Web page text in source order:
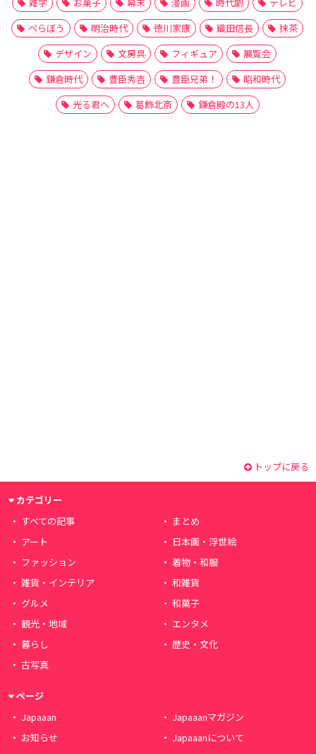
べらぼう
明治時代 徳川家康 織田信長
抹茶
デザイン
文房具 フィギュア
展覧会
鎌倉時代
豊臣秀吉 豊臣兄弟！
昭和時代
光る君へ
葛飾北斎 鎌倉殿の13人
トップに戻る
カテゴリー
すべての記事
まとめ
アート
日本画・浮世絵
ファッション
着物・和服
雑貨・インテリア
和雑貨
グルメ
和菓子
観光・地域
エンタメ
暮らし
歴史・文化
古写真
ページ
Japaaan
Japaaanマガジン
お知らせ
Japaaanについて